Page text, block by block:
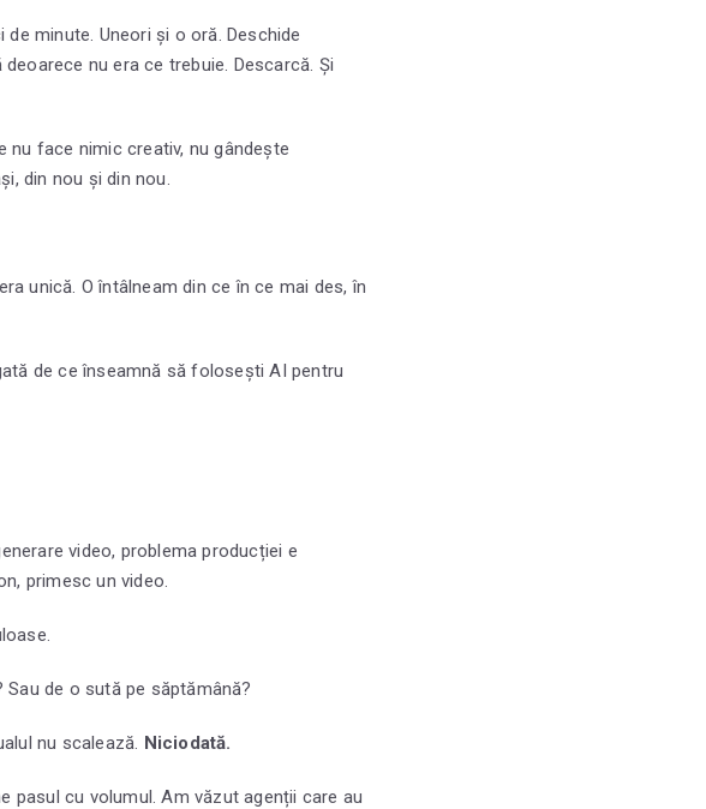
minute. Uneori și o oră. Deschide
nu era ce trebuie. Descarcă. Și
nu face nimic creativ, nu gândește
din nou și din nou.
unică. O întâlneam din ce în ce mai des, în
de ce înseamnă să folosești AI pentru
video, problema producției e
primesc un video.
de o sută pe săptămână?
nu scalează. Niciodată.
pasul cu volumul. Am văzut agenții care au